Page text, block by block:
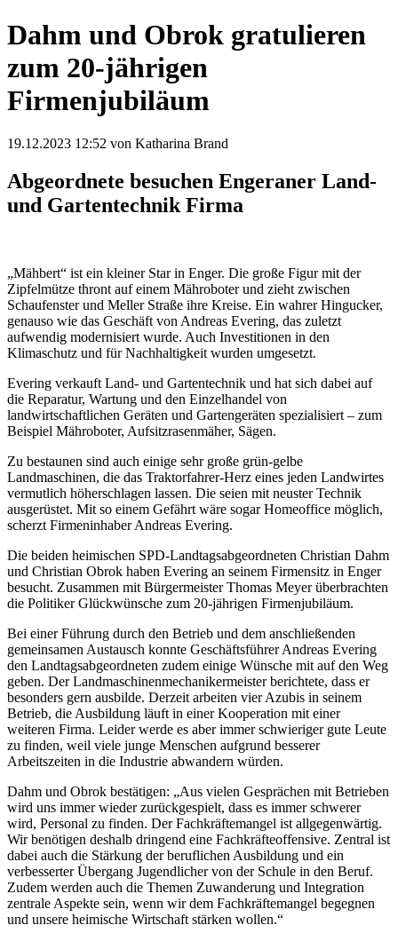
Dahm und Obrok gratulieren
zum 20-jährigen
Firmenjubiläum
19.12.2023 12:52 von Katharina Brand
Abgeordnete besuchen Engeraner Land-
und Gartentechnik Firma
„Mähbert“ ist ein kleiner Star in Enger. Die große Figur mit der
Zipfelmütze thront auf einem Mähroboter und zieht zwischen
Schaufenster und Meller Straße ihre Kreise. Ein wahrer Hingucker,
genauso wie das Geschäft von Andreas Evering, das zuletzt
aufwendig modernisiert wurde. Auch Investitionen in den
Klimaschutz und für Nachhaltigkeit wurden umgesetzt.
Evering verkauft Land- und Gartentechnik und hat sich dabei auf
die Reparatur, Wartung und den Einzelhandel von
landwirtschaftlichen Geräten und Gartengeräten spezialisiert – zum
Beispiel Mähroboter, Aufsitzrasenmäher, Sägen.
Zu bestaunen sind auch einige sehr große grün-gelbe
Landmaschinen, die das Traktorfahrer-Herz eines jeden Landwirtes
vermutlich höherschlagen lassen. Die seien mit neuster Technik
ausgerüstet. Mit so einem Gefährt wäre sogar Homeoffice möglich,
scherzt Firmeninhaber Andreas Evering.
Die beiden heimischen SPD-Landtagsabgeordneten Christian Dahm
und Christian Obrok haben Evering an seinem Firmensitz in Enger
besucht. Zusammen mit Bürgermeister Thomas Meyer überbrachten
die Politiker Glückwünsche zum 20-jährigen Firmenjubiläum.
Bei einer Führung durch den Betrieb und dem anschließenden
gemeinsamen Austausch konnte Geschäftsführer Andreas Evering
den Landtagsabgeordneten zudem einige Wünsche mit auf den Weg
geben. Der Landmaschinenmechanikermeister berichtete, dass er
besonders gern ausbilde. Derzeit arbeiten vier Azubis in seinem
Betrieb, die Ausbildung läuft in einer Kooperation mit einer
weiteren Firma. Leider werde es aber immer schwieriger gute Leute
zu finden, weil viele junge Menschen aufgrund besserer
Arbeitszeiten in die Industrie abwandern würden.
Dahm und Obrok bestätigen: „Aus vielen Gesprächen mit Betrieben
wird uns immer wieder zurückgespielt, dass es immer schwerer
wird, Personal zu finden. Der Fachkräftemangel ist allgegenwärtig.
Wir benötigen deshalb dringend eine Fachkräfteoffensive. Zentral ist
dabei auch die Stärkung der beruflichen Ausbildung und ein
verbesserter Übergang Jugendlicher von der Schule in den Beruf.
Zudem werden auch die Themen Zuwanderung und Integration
zentrale Aspekte sein, wenn wir dem Fachkräftemangel begegnen
und unsere heimische Wirtschaft stärken wollen.“